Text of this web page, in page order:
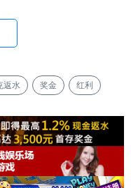
返水 奖金 红利